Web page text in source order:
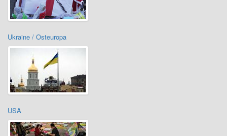
Ukraine / Osteuropa
USA